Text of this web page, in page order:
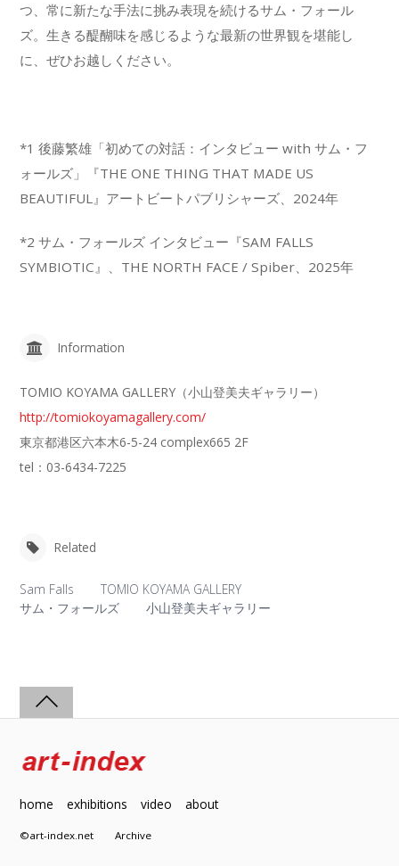
つ、常に新たな手法に挑み表現を続けるサム・フォール
ズ。生きる醍醐味を感じるような最新の世界観を堪能し
に、ぜひお越しください。
*1 後藤繁雄「初めての対話：インタビュー with サム・フ
ォールズ」『THE ONE THING THAT MADE US
BEAUTIFUL』アートビートパブリシャーズ、2024年
*2 サム・フォールズ インタビュー『SAM FALLS
SYMBIOTIC』、THE NORTH FACE / Spiber、2025年
Information
TOMIO KOYAMA GALLERY（小山登美夫ギャラリー）
http://tomiokoyamagallery.com/
東京都港区六本木6-5-24 complex665 2F
tel：03-6434-7225
Related
Sam Falls
TOMIO KOYAMA GALLERY
サム・フォールズ
小山登美夫ギャラリー
home exhibitions video about
©art-index.netArchive